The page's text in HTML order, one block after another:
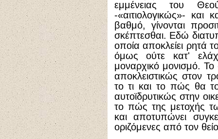
εμμένειας του
-«αιτιολογικώς»-
βαθμό, γίνονται
σκέπτεσθαι. Εδώ
οποία αποκλείει ρητά
όμως ούτε κατ'
μοναρχικό μονισμό. Το
αποκλειστικώς στον
το τι και το πώς θα το
αυτοϊδρυτικώς στην
το πώς της μετοχής
και αποτυπώνει
οριζόμενες από τον